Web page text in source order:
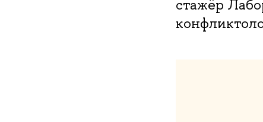
стажёр